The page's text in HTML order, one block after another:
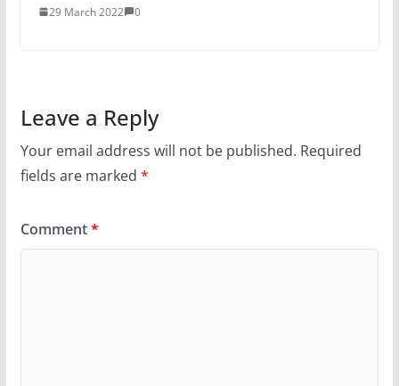
29 March 2022 0
Leave a Reply
Your email address will not be published. Required
fields are marked *
Comment*